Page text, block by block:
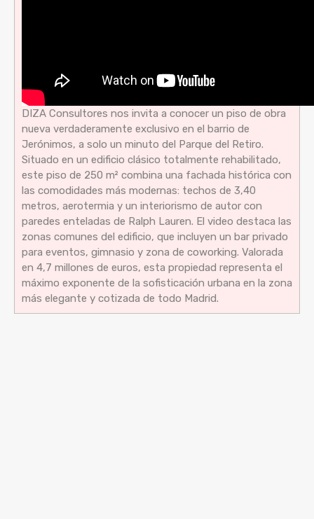
DIZA Consultores nos invita a conocer un piso de obra
nueva verdaderamente exclusivo en el barrio de
Jerónimos, a solo un minuto del Parque del Retiro.
Situado en un edificio clásico totalmente rehabilitado,
este piso de 250 m² combina una fachada histórica con
las comodidades más modernas: techos de 3,40
metros, aerotermia y un interiorismo de autor con
paredes enteladas de Ralph Lauren. El video destaca las
zonas comunes del edificio, que incluyen un bar privado
para eventos, gimnasio y zona de coworking. Valorada
en 4,7 millones de euros, esta propiedad representa el
máximo exponente de la sofisticación urbana en la zona
más elegante y cotizada de todo Madrid.